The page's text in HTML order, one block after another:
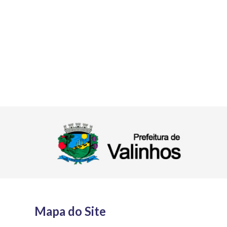
Mapa do Site